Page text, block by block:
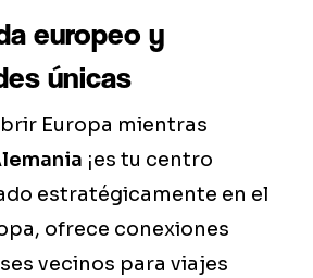
europeo y
únicas
Europa mientras
¡es tu centro
estratégicamente en el
ofrece conexiones
vecinos para viajes